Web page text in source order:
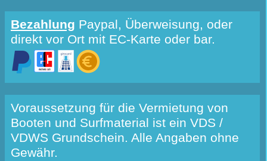
Bezahlung Paypal, Überweisung, oder
direkt vor Ort mit EC-Karte oder bar.
Voraussetzung für die Vermietung von
Booten und Surfmaterial ist ein VDS /
VDWS Grundschein. Alle Angaben ohne
Gewähr.